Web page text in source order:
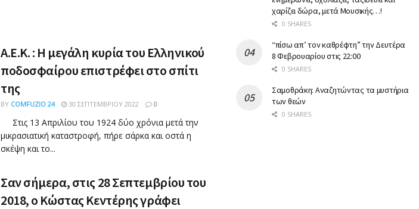
Α.Ε.Κ. : Η μεγάλη κυρία του Ελληνικού
ποδοσφαίρου επιστρέφει στο σπίτι
της
BY COMFUZIO 24 30 ΣΕΠΤΕΜΒΡΊΟΥ 2022 0
Στις 13 Απριλίου του 1924 δύο χρόνια μετά την
μικρασιατική καταστροφή, πήρε σάρκα και οστά η
σκέψη και το...
Σαν σήμερα, στις 28 Σεπτεμβρίου του
2018, ο Κώστας Κεντέρης γράφει
χαρίζει δώρα, μετά Μουσικής…!
0 SHARES
“πίσω απ’ τον καθρέφτη” την Δευτέρα
8 Φεβρουαρίου στις 22:00
0 SHARES
Σαμοθράκη: Αναζητώντας τα μυστήρια
των θεών
0 SHARES